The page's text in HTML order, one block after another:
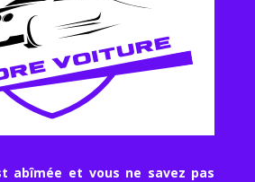
abîmée et vous ne savez pas